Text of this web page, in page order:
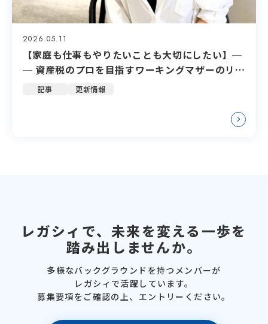
2026.05.11
【家庭も仕事もやりたいことも大切にしたい】─
─ 資産税のプロを目指すワーキングマザーのリア
記事 更新情報
レガシィで、未来を変える一歩を
踏み出しませんか。
多様なバックグラウンドを持つメンバーが
レガシィで活躍しています。
募集要項をご確認の上、 エントリーください。